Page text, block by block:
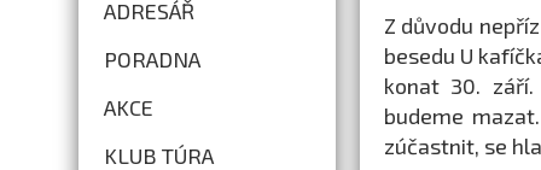
ADRESÁŘ
PORADNA
AKCE
KLUB TÚRA
Z důvodu
besedu U
konat 30. září.
budeme
zúčastnit, se